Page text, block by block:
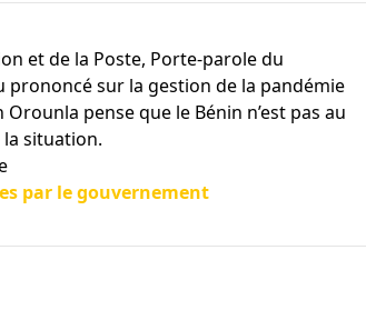
et de la Poste, Porte-parole du
prononcé sur la gestion de la pandémie
pense que le Bénin n’est pas au
situation.
par le gouvernement